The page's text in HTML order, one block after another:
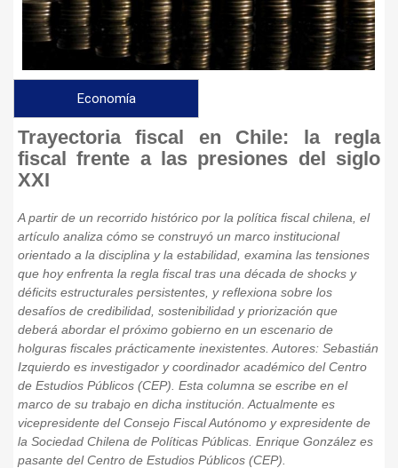
Economía
Trayectoria fiscal en Chile: la regla
fiscal frente a las presiones del siglo
XXI
A partir de un recorrido histórico por la política fiscal chilena, el
artículo analiza cómo se construyó un marco institucional
orientado a la disciplina y la estabilidad, examina las tensiones
que hoy enfrenta la regla fiscal tras una década de shocks y
déficits estructurales persistentes, y reflexiona sobre los
desafíos de credibilidad, sostenibilidad y priorización que
deberá abordar el próximo gobierno en un escenario de
holguras fiscales prácticamente inexistentes. Autores: Sebastián
Izquierdo es investigador y coordinador académico del Centro
de Estudios Públicos (CEP). Esta columna se escribe en el
marco de su trabajo en dicha institución. Actualmente es
vicepresidente del Consejo Fiscal Autónomo y expresidente de
la Sociedad Chilena de Políticas Públicas. Enrique González es
pasante del Centro de Estudios Públicos (CEP).